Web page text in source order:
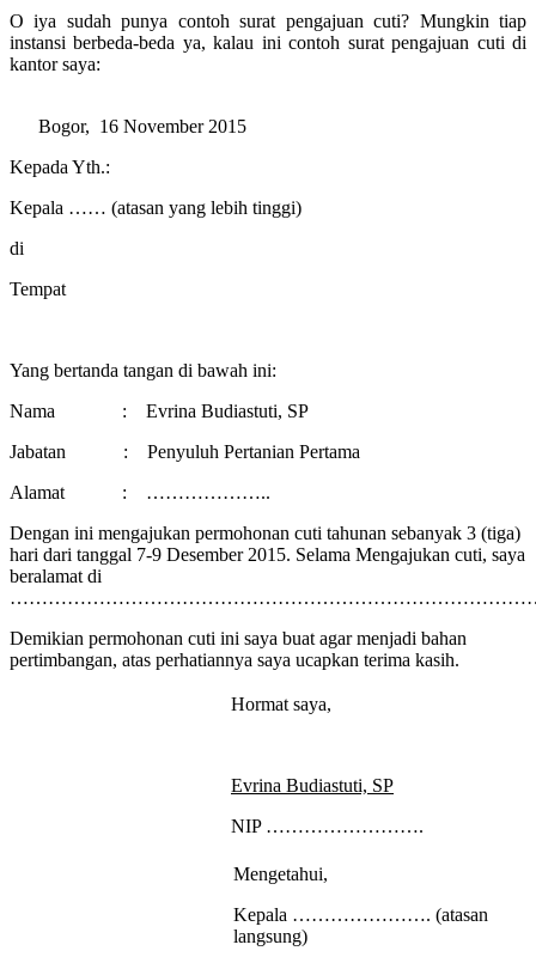
O iya sudah punya contoh surat pengajuan cuti? Mungkin tiap
instansi berbeda-beda ya, kalau ini contoh surat pengajuan cuti di
kantor saya:
Bogor, 16 November 2015
Kepada Yth.:
Kepala …… (atasan yang lebih tinggi)
di
Tempat
Yang bertanda tangan di bawah ini:
Nama : Evrina Budiastuti, SP
Jabatan : Penyuluh Pertanian Pertama
Alamat : ………………..
Dengan ini mengajukan permohonan cuti tahunan sebanyak 3 (tiga)
hari dari tanggal 7-9 Desember 2015. Selama Mengajukan cuti, saya
beralamat di
Demikian permohonan cuti ini saya buat agar menjadi bahan
pertimbangan, atas perhatiannya saya ucapkan terima kasih.
Hormat saya,
Evrina Budiastuti, SP
NIP …………………….
Mengetahui,
Kepala …………………. (atasan
langsung)